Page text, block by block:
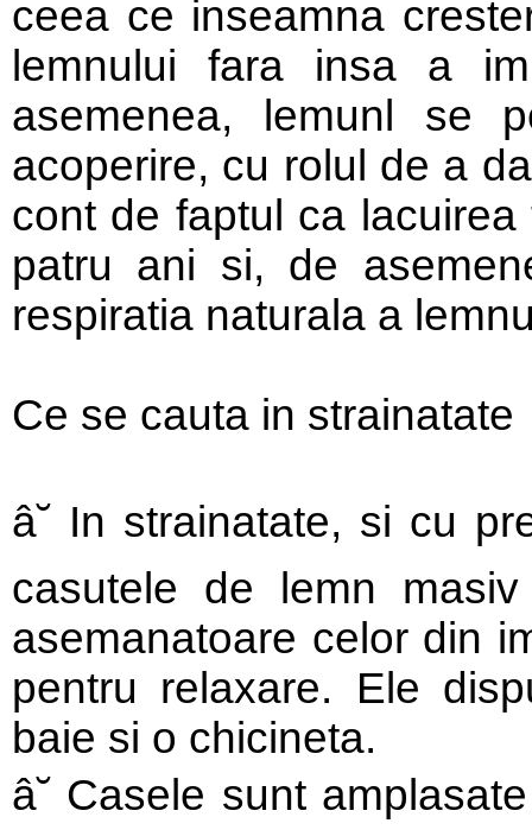
ceea ce inseamna
lemnului fara insa a
asemenea, lemunl se
acoperire, cu rolul de a
cont de faptul ca
patru ani si, de
respiratia naturala a
Ce se cauta in strainatate
â˘ In strainatate, si cu
casutele de lemn
asemanatoare celor din
pentru relaxare. Ele
baie si o chicineta.
â˘ Casele sunt